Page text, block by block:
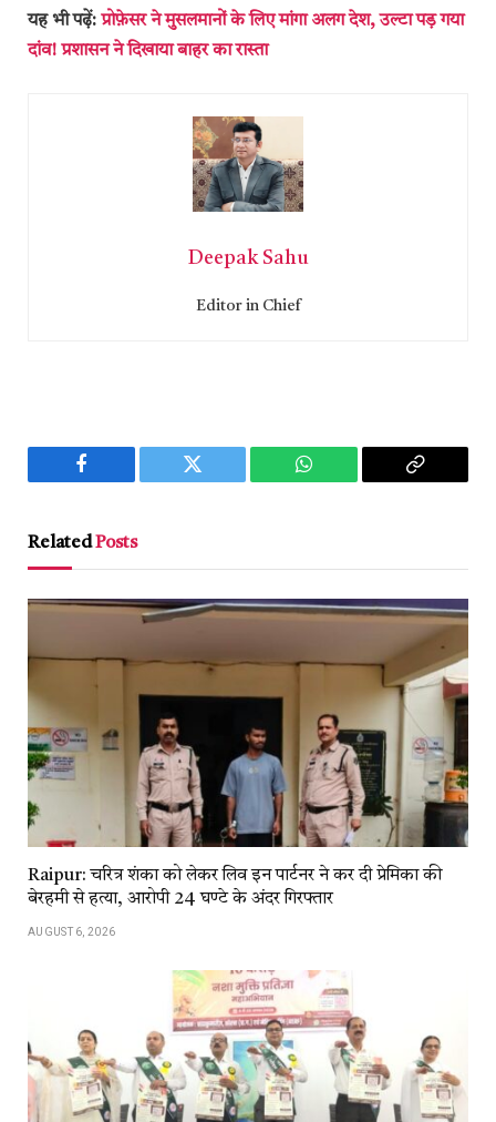
यह भी पढ़ें: प्रोफ़ेसर ने मुसलमानों के लिए मांगा अलग देश, उल्टा पड़ गया
दांव! प्रशासन ने दिखाया बाहर का रास्ता
Deepak Sahu
Editor in Chief
Facebook Twitter WhatsApp
Copy
RelatedPosts
Raipur: चरित्र शंका को लेकर लिव इन पार्टनर ने कर दी प्रेमिका की
बेरहमी से हत्या, आरोपी 24 घण्टे के अंदर गिरफ्तार
AUGUST 6, 2026